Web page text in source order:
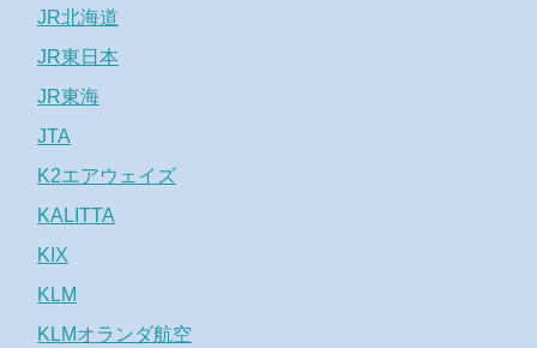
JR北海道
JR東日本
JR東海
JTA
K2エアウェイズ
KALITTA
KIX
KLM
KLMオランダ航空